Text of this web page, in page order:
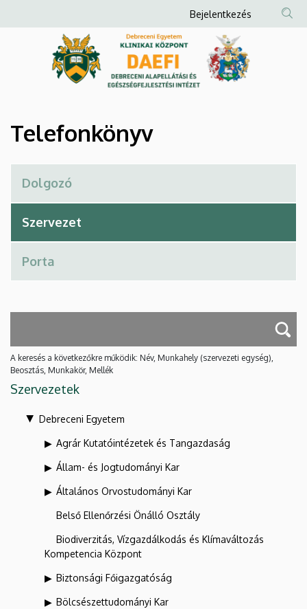
Debreceni
és
Egészségfejlesztési
Intézet
a
Anonim
Felhasználói
fiók
menüje
Bejelentkezés
Telefonkönyv
A keresés a következőkre működik: Név, Munkahely (szervezeti egység),
Beosztás, Munkakör, Mellék
Szervezetek
Debreceni Egyetem
Agrár Kutatóintézetek és Tangazdaság
Állam- és Jogtudományi Kar
Általános Orvostudományi Kar
Belső Ellenőrzési Önálló Osztály
Biodiverzitás, Vízgazdálkodás és Klímaváltozás
Kompetencia Központ
Biztonsági Főigazgatóság
Bölcsészettudományi Kar